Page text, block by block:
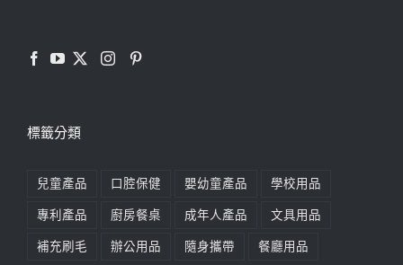
標籤分類
兒童產品 口腔保健 嬰幼童產品 學校用品
專利產品 廚房餐桌 成年人產品 文具用品
補充刷毛 辦公用品 隨身攜帶 餐廳用品